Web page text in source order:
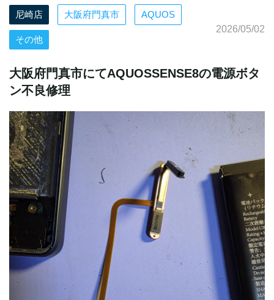
尼崎店 大阪府門真市 AQUOS
その他
2026/05/02
大阪府門真市にてAQUOSSENSE8の電源ボタ
ン不良修理